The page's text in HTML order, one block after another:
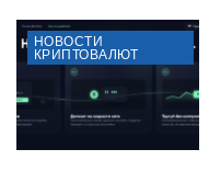
НОВОСТИ
КРИПТОВАЛЮТ